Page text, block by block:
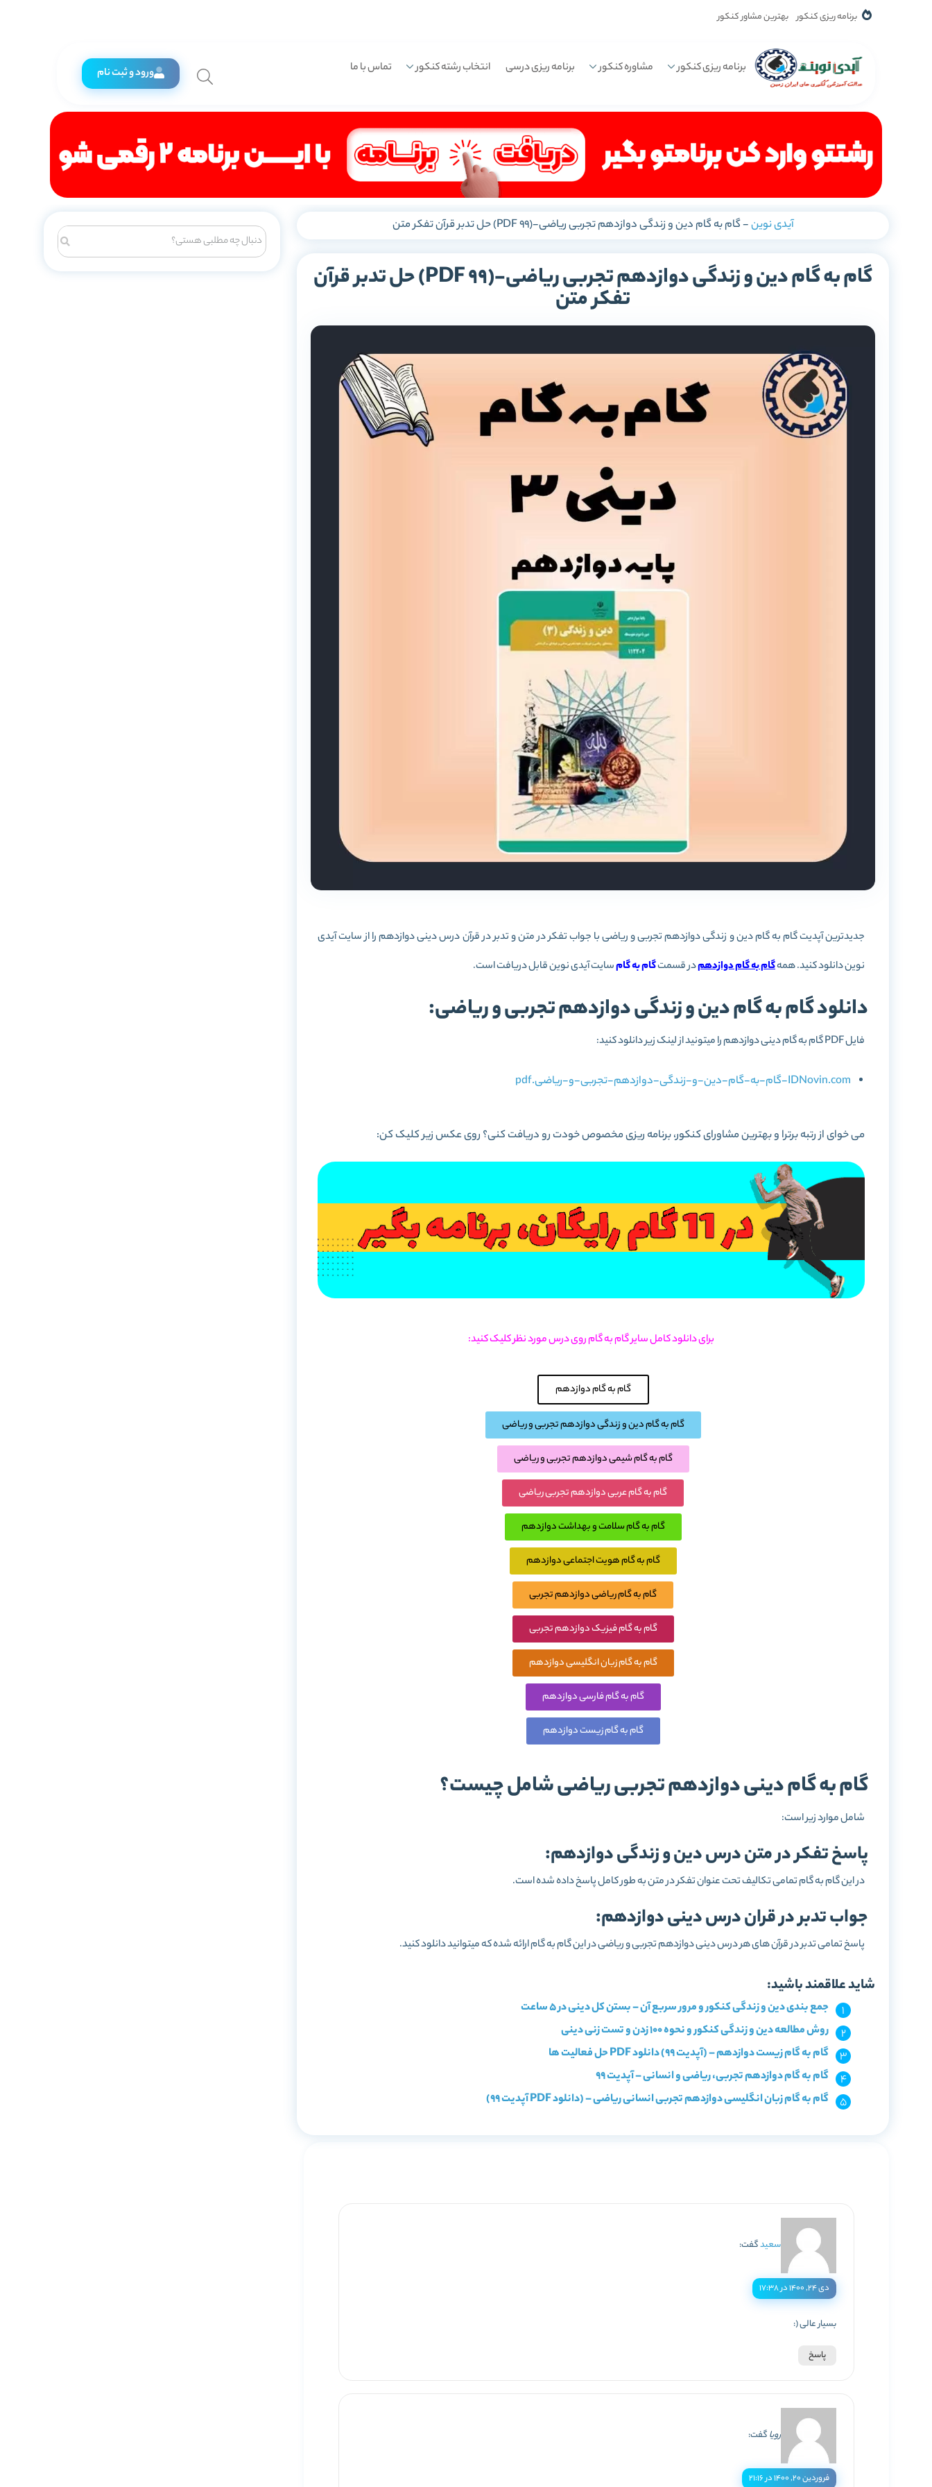
برنامه ریزی کنکور بهترین مشاور کنکور
برنامه ریزی کنکور مشاوره کنکور برنامه ریزی درسی انتخاب رشته کنکور تماس با ما ورود و ثبت نام
آیدی نوین-گام به گام دین و زندگی دوازدهم تجربی ریاضی-(PDF 99) حل تدبر قرآن تفکر متن
گام به گام دین و زندگی دوازدهم تجربی ریاضی-(PDF 99) حل تدبر قرآن
تفکر متن
جدیدترین آپدیت گام به گام دین و زندگی دوازدهم تجربی و ریاضی با جواب تفکر در متن و تدبر در قرآن درس دینی دوازدهم را از سایت آیدی
نوین دانلود کنید. همهگام به گام دوازدهمدر قسمتگام به گامسایت آیدی نوین قابل دریافت است.
دانلود گام به گام دین و زندگی دوازدهم تجربی و ریاضی:
فایل PDF گام به گام دینی دوازدهم را میتونید از لینک زیر دانلود کنید:
IDNovin.com-گام-به-گام-دین-و-زندگی-دوازدهم-تجربی-و-ریاضی.pdf
می خوای از رتبه برترا و بهترین مشاورای کنکور، برنامه ریزی مخصوص خودت رو دریافت کنی؟ روی عکس زیر کلیک کن:
برای دانلود کامل سایر گام به گام روی درس مورد نظر کلیک کنید:
گام به گام دوازدهم
گام به گام دین و زندگی دوازدهم تجربی و ریاضی
گام به گام شیمی دوازدهم تجربی و ریاضی
گام به گام عربی دوازدهم تجربی ریاضی
گام به گام سلامت و بهداشت دوازدهم
گام به گام هویت اجتماعی دوازدهم
گام به گام ریاضی دوازدهم تجربی
گام به گام فیزیک دوازدهم تجربی
گام به گام زبان انگلیسی دوازدهم
گام به گام فارسی دوازدهم
گام به گام زیست دوازدهم
گام به گام دینی دوازدهم تجربی ریاضی شامل چیست؟
شامل موارد زیر است:
پاسخ تفکر در متن درس دین و زندگی دوازدهم:
در این گام به گام تمامی تکالیف تحت عنوان تفکر در متن به طور کامل پاسخ داده شده است.
جواب تدبر در قران درس دینی دوازدهم:
پاسخ تمامی تدبر در قرآن های هر درس دینی دوازدهم تجربی و ریاضی در این گام به گام ارائه شده که میتوانید دانلود کنید.
شاید علاقمند باشید:
جمع بندی دین و زندگی کنکور و مرور سربع آن – بستن کل دینی در ۵ ساعت
روش مطالعه دین و زندگی کنکور و نحوه 100 زدن و تست زنی دینی
گام به گام زیست دوازدهم – (آپدیت 99) دانلود PDF حل فعالیت ها
گام به گام دوازدهم تجربی، ریاضی و انسانی – آپدیت 99
گام به گام زبان انگلیسی دوازدهم تجربی انسانی ریاضی – (دانلود PDF آپدیت 99)
سعیدگفت:
دی ۲۴, ۱۴۰۰ در ۱۷:۳۸
بسیار عالی (:
پاسخ
رویاگفت:
فروردین ۲۰, ۱۴۰۰ در ۲۱:۱۶